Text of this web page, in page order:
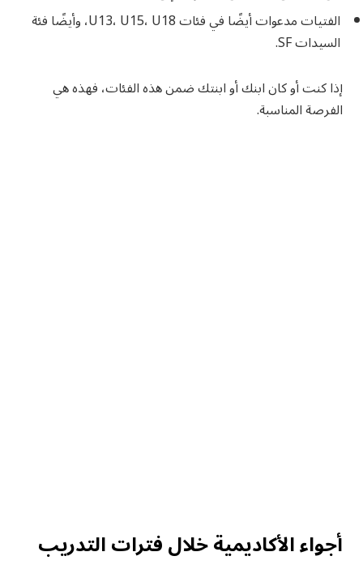
الفتيات مدعوات أيضًا في فئات U13، U15، U18، وأيضًا فئة
السيدات SF.
إذا كنت أو كان ابنك أو ابنتك ضمن هذه الفئات، فهذه هي
الفرصة المناسبة.
أجواء الأكاديمية خلال فترات التدريب